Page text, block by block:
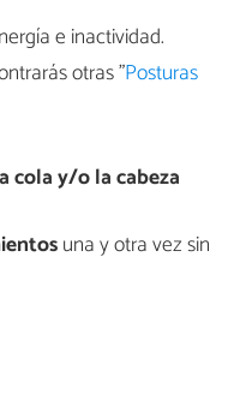
e inactividad.
otras "Posturas
cola y/o la cabeza
una y otra vez sin